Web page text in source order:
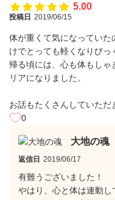
5.00
投稿日 2019/06/15
体が重くて気になってい
けでとっても軽くなりびっ
帰る頃には、心も体もし
リアになりました。
お話もたくさんしていただ
0
大地の
返信日 2019/06/17
有難うございました！
やはり、心と体は連動